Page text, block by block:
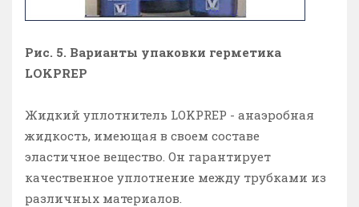
Рис. 5. Варианты упаковки герметика
LOKPREP
Жидкий уплотнитель LOKPREP - анаэробная
жидкость, имеющая в своем составе
эластичное вещество. Он гарантирует
качественное уплотнение между трубками из
различных материалов.